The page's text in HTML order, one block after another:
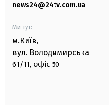
news24@24tv.com.ua
Ми тут:
м.Київ,
вул. Володимирська
61/11, офіс 50